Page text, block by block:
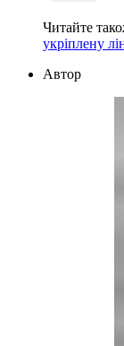
Читайте
укріплену
Автор